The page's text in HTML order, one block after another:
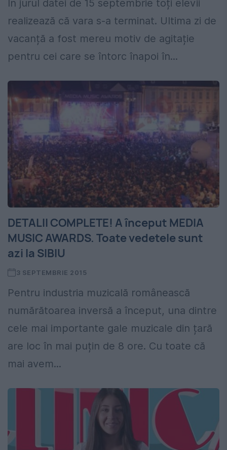
În jurul datei de 15 septembrie toți elevii
realizează că vara s-a terminat. Ultima zi de
vacanță a fost mereu motiv de agitație
pentru cei care se întorc înapoi în...
DETALII COMPLETE! A început MEDIA
MUSIC AWARDS. Toate vedetele sunt
azi la SIBIU
3 SEPTEMBRIE 2015
Pentru industria muzicală românească
numărătoarea inversă a început, una dintre
cele mai importante gale muzicale din țară
are loc în mai puțin de 8 ore. Cu toate că
mai avem...